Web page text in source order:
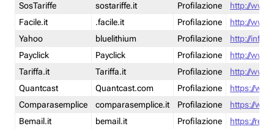
SosTariffe
sostariffe.it Profilazione
http://
Facile.it
.facile.it Profilazione
http://
Yahoo
bluelithium Profilazione
http://
Payclick
Payclick Profilazione
http://
Tariffa.it
Tariffa.it Profilazione
http://
Quantcast
Quantcast.com Profilazione
https://
Comparasemplice
comparasemplice.it Profilazione
https://
Bemail.it
bemail.it Profilazione
https://